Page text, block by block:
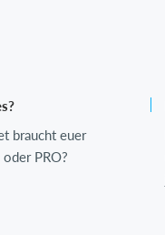
braucht euer
PRO?